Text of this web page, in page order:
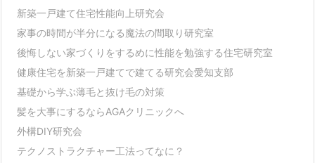
新築一戸建て住宅性能向上研究会
家事の時間が半分になる魔法の間取り研究室
後悔しない家づくりをするめに性能を勉強する住宅研究室
健康住宅を新築一戸建てで建てる研究会愛知支部
基礎から学ぶ薄毛と抜け毛の対策
髪を大事にするならAGAクリニックへ
外構DIY研究会
テクノストラクチャー工法ってなに？